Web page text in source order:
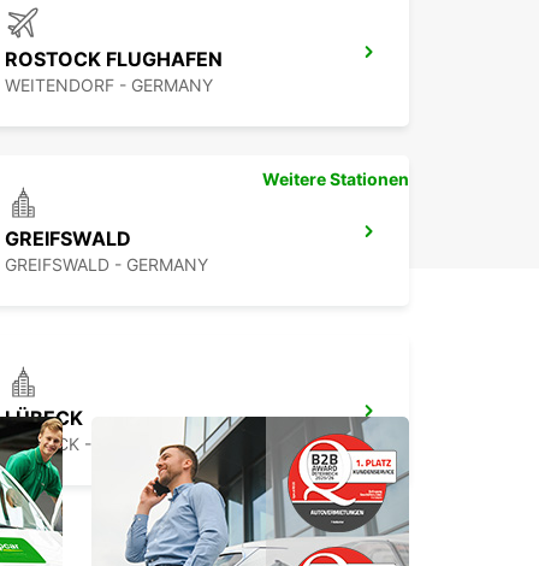
ROSTOCK FLUGHAFEN
WEITENDORF - GERMANY
GREIFSWALD
GREIFSWALD - GERMANY
LÜBECK
LUEBECK - GERMANY
Weitere Stationen